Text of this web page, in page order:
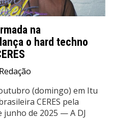
na
o hard techno
Redação
(domingo) em Itu
CERES pela
de 2025 — A DJ